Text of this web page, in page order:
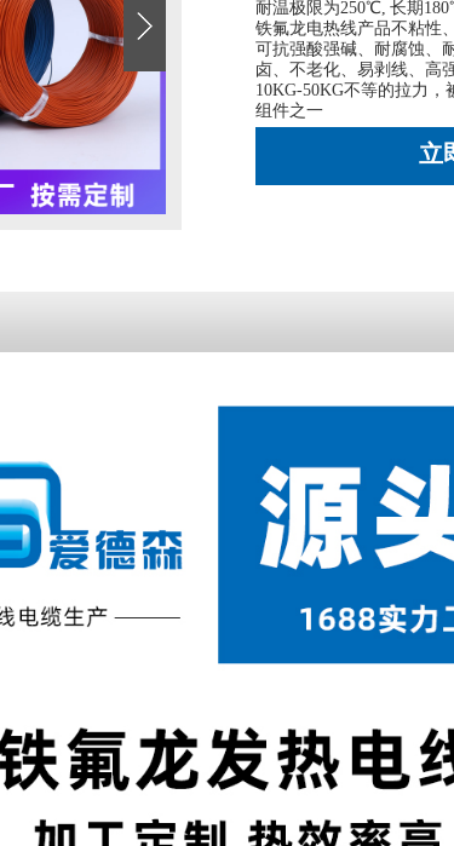
耐温极限为250℃, 长期
铁氟龙电热线产品不粘性
可抗强酸强碱、耐腐蚀、
卤、不老化、易剥线、高
10KG-50KG不等的拉力
组件之一
立